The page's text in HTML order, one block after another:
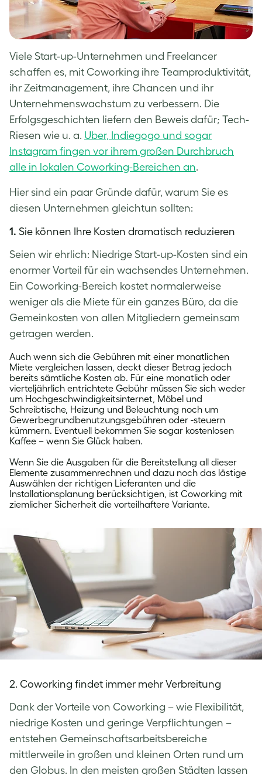
Viele Start-up-Unternehmen und Freelancer
schaffen es, mit Coworking ihre Teamproduktivität,
ihr Zeitmanagement, ihre Chancen und ihr
Unternehmenswachstum zu verbessern. Die
Erfolgsgeschichten liefern den Beweis dafür; Tech-
Riesen wie u. a. Uber, Indiegogo und sogar
Instagram fingen vor ihrem großen Durchbruch
alle in lokalen Coworking-Bereichen an.
Hier sind ein paar Gründe dafür, warum Sie es
diesen Unternehmen gleichtun sollten:
1. Sie können Ihre Kosten dramatisch reduzieren
Seien wir ehrlich: Niedrige Start-up-Kosten sind ein
enormer Vorteil für ein wachsendes Unternehmen.
Ein Coworking-Bereich kostet normalerweise
weniger als die Miete für ein ganzes Büro, da die
Gemeinkosten von allen Mitgliedern gemeinsam
getragen werden.
Auch wenn sich die Gebühren mit einer monatlichen
Miete vergleichen lassen, deckt dieser Betrag jedoch
bereits sämtliche Kosten ab. Für eine monatlich oder
vierteljährlich entrichtete Gebühr müssen Sie sich weder
um Hochgeschwindigkeitsinternet, Möbel und
Schreibtische, Heizung und Beleuchtung noch um
Gewerbegrundbenutzungsgebühren oder -steuern
kümmern. Eventuell bekommen Sie sogar kostenlosen
Kaffee – wenn Sie Glück haben.
Wenn Sie die Ausgaben für die Bereitstellung all dieser
Elemente zusammenrechnen und dazu noch das lästige
Auswählen der richtigen Lieferanten und die
Installationsplanung berücksichtigen, ist Coworking mit
ziemlicher Sicherheit die vorteilhaftere Variante.
2. Coworking findet immer mehr Verbreitung
Dank der Vorteile von Coworking – wie Flexibilität,
niedrige Kosten und geringe Verpflichtungen –
entstehen Gemeinschaftsarbeitsbereiche
mittlerweile in großen und kleinen Orten rund um
den Globus. In den meisten großen Städten lassen